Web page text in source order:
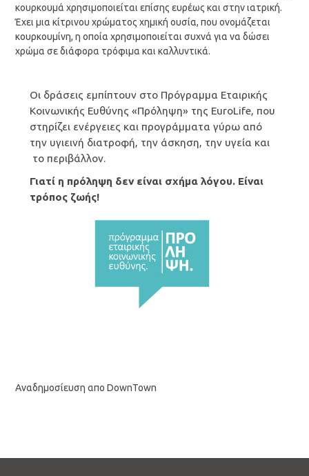
κουρκουμά χρησιμοποιείται επίσης ευρέως και στην ιατρική.
Έχει μια κίτρινου χρώματος χημική ουσία, που ονομάζεται
κουρκουμίνη, η οποία χρησιμοποιείται συχνά για να δώσει
χρώμα σε διάφορα τρόφιμα και καλλυντικά.
Οι δράσεις εμπίπτουν στο Πρόγραμμα Εταιρικής
Κοινωνικής Ευθύνης «Πρόληψη» της EuroLife, που
στηρίζει ενέργειες και προγράμματα γύρω από
την υγιεινή διατροφή, την άσκηση, την υγεία και
το περιβάλλον.
Γιατί η πρόληψη δεν είναι σχήμα λόγου. Είναι
τρόπος ζωής!
Αναδημοσίευση απο DownTown